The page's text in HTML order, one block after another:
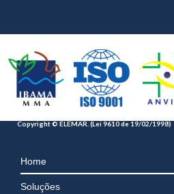
Copyright © ELEMAR. (Lei 9610 de 19/02/1998)
Home
Soluções